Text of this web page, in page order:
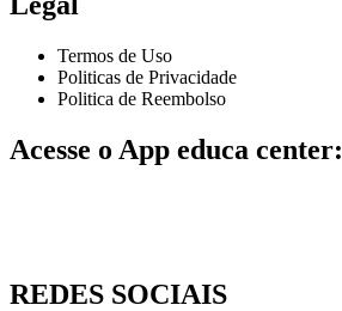
Termos de Uso
Politicas de Privacidade
Politica de Reembolso
Acesse o App educa center:
REDES SOCIAIS